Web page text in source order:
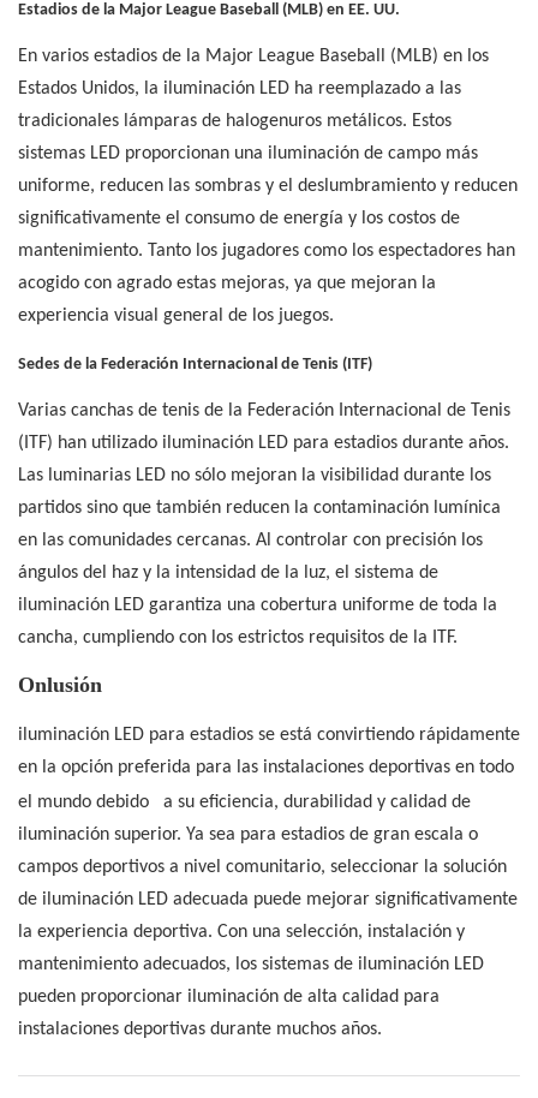
Estadios de la Major League Baseball (MLB) en EE. UU.
En varios estadios de la Major League Baseball (MLB) en los
Estados Unidos, la iluminación LED ha reemplazado a las
tradicionales lámparas de halogenuros metálicos. Estos
sistemas LED proporcionan una iluminación de campo más
uniforme, reducen las sombras y el deslumbramiento y reducen
significativamente el consumo de energía y los costos de
mantenimiento. Tanto los jugadores como los espectadores han
acogido con agrado estas mejoras, ya que mejoran la
experiencia visual general de los juegos.
Sedes de la Federación Internacional de Tenis (ITF)
Varias canchas de tenis de la Federación Internacional de Tenis
(ITF) han utilizado iluminación LED para estadios durante años.
Las luminarias LED no sólo mejoran la visibilidad durante los
partidos sino que también reducen la contaminación lumínica
en las comunidades cercanas. Al controlar con precisión los
ángulos del haz y la intensidad de la luz, el sistema de
iluminación LED garantiza una cobertura uniforme de toda la
cancha, cumpliendo con los estrictos requisitos de la ITF.
Onlusión
iluminación LED para estadios se está convirtiendo rápidamente
en la opción preferida para las instalaciones deportivas en todo
el mundo debido
a su eficiencia, durabilidad y calidad de
iluminación superior. Ya sea para estadios de gran escala o
campos deportivos a nivel comunitario, seleccionar la solución
de iluminación LED adecuada puede mejorar significativamente
la experiencia deportiva. Con una selección, instalación y
mantenimiento adecuados, los sistemas de iluminación LED
pueden proporcionar iluminación de alta calidad para
instalaciones deportivas durante muchos años.